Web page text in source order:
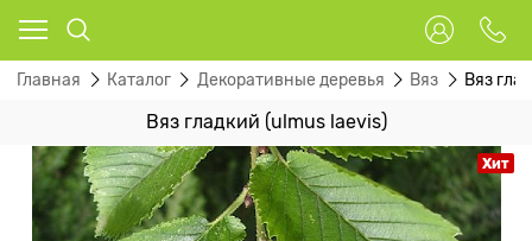
Главная Каталог Декоративные деревья Вяз Вяз
Вяз гладкий (ulmus laevis)
Хит